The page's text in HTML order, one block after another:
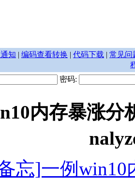
知 | 编码查看转换 | 代码下载 | 常见问
密码:
内存暴涨分
忘]一例win10